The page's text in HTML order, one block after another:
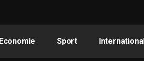
Economie Sport International